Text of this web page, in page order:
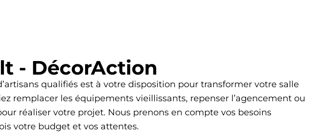
- DécorAction
qualifiés est à votre disposition pour transformer votre salle
remplacer les équipements vieillissants, repenser l’agencement ou
réaliser votre projet. Nous prenons en compte vos besoins
votre budget et vos attentes.